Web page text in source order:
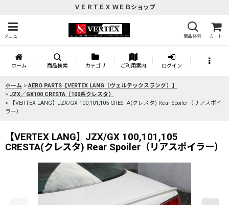
ＶＥＲＴＥＸ ＷＥＢショップ
メニュー 商品検索 カート
ホーム 商品検索 カテゴリ ご利用案内 ログイン
ホーム > AERO PARTS【VERTEX LANG（ヴェルテックスラング）】
> JZX／GX100 CRESTA（100系クレスタ）
>
【VERTEX LANG】JZX/GX 100,101,105 CRESTA(クレスタ) Rear Spoiler（リアスポイ
ラー）
【VERTEX LANG】JZX/GX 100,101,105
CRESTA(クレスタ) Rear Spoiler（リアスポイラー）